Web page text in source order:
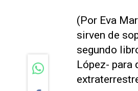
(Por Eva
sirven de
segundo
López- para